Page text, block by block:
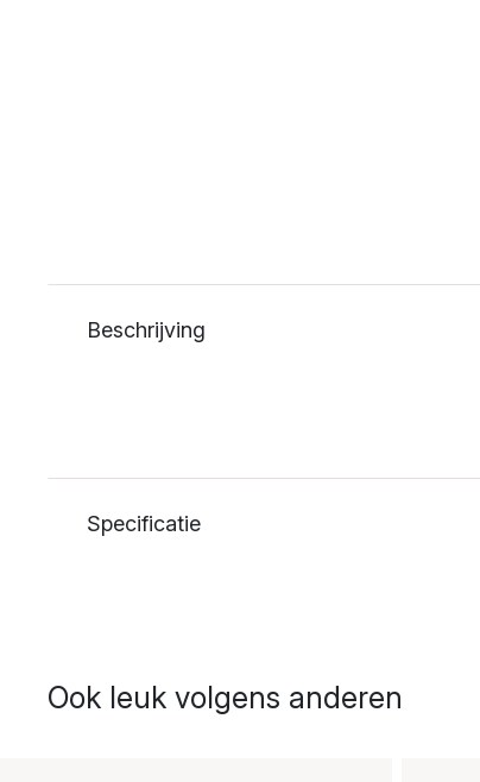
Beschrijving
Specificatie
Ook leuk volgens anderen